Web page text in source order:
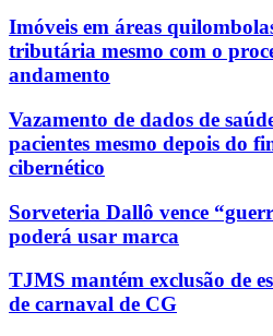
Imóveis em áreas
tributária mesmo com o
andamento
Vazamento de dados de
pacientes mesmo depois do
cibernético
Sorveteria Dallô vence
poderá usar marca
TJMS mantém exclusão de
de carnaval de CG